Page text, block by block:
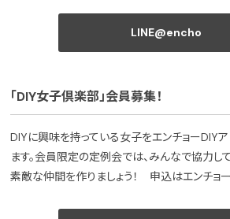
LINE@encho
「DIY女子倶楽部」会員募集！
DIYに興味を持っている女子をエンチョーDIY
ます。会員限定の定例会では、みんなで協力し
素敵な仲間を作りましょう！ 申込はエンチョ